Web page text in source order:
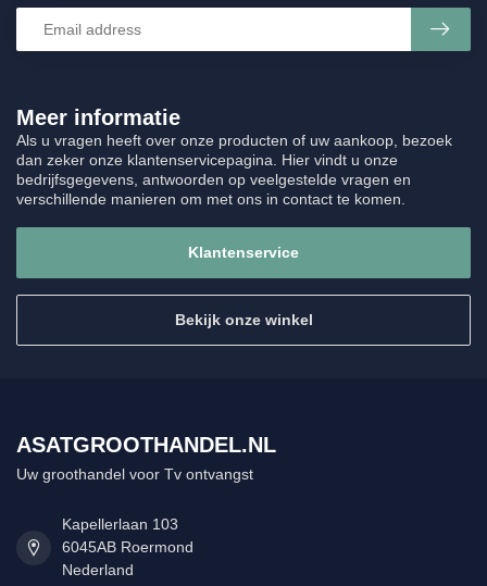
Meer informatie
Als u vragen heeft over onze producten of uw aankoop, bezoek
dan zeker onze klantenservicepagina. Hier vindt u onze
bedrijfsgegevens, antwoorden op veelgestelde vragen en
verschillende manieren om met ons in contact te komen.
Klantenservice
Bekijk onze winkel
ASATGROOTHANDEL.NL
Uw groothandel voor Tv ontvangst
Kapellerlaan 103
6045AB Roermond
Nederland